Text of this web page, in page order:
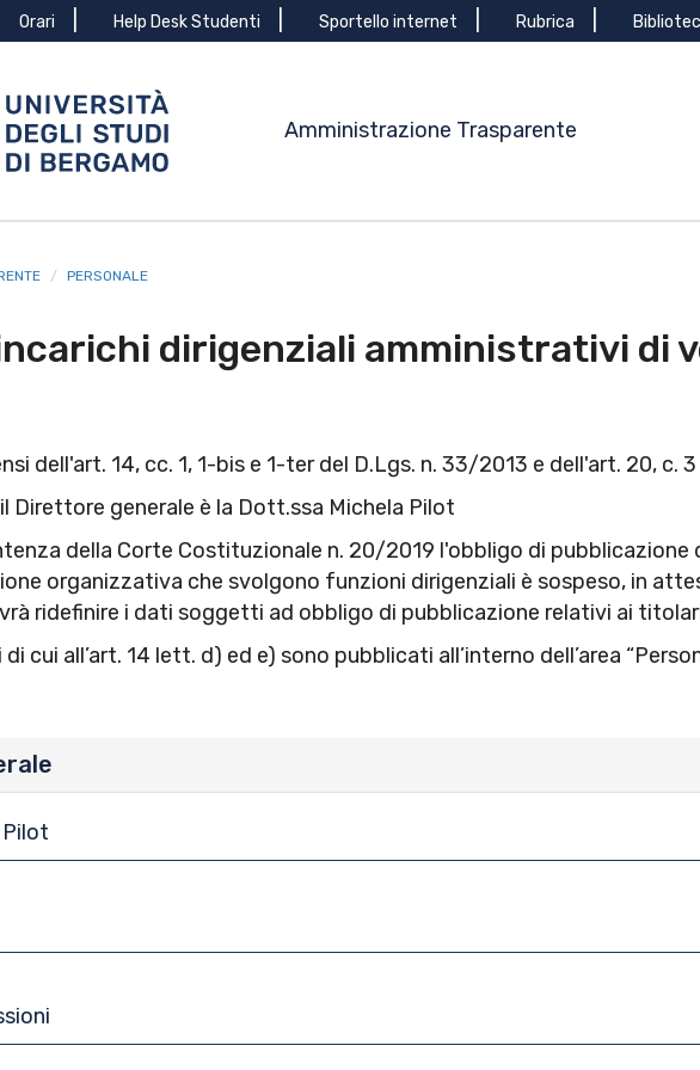
Orari Help Desk Studenti Sportello internet Rubrica
Amministrazione Trasparente
PERSONALE
dirigenziali amministrativi di
dell'art. 14, cc. 1, 1-bis e 1-ter del D.Lgs. n. 33/2013 e dell'art. 20, c.
Direttore generale è la Dott.ssa Michela Pilot
della Corte Costituzionale n. 20/2019 l'obbligo di
organizzativa che svolgono funzioni dirigenziali è sospeso, in
ridefinire i dati soggetti ad obbligo di pubblicazione relativi ai
cui all’art. 14 lett. d) ed e) sono pubblicati all’interno dell’area